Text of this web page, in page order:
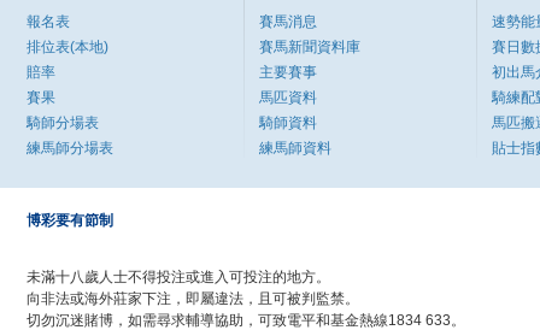
報名表
排位表(本地)
賠率
賽果
騎師分場表
練馬師分場表
賽馬消息
賽馬新聞資料庫
主要賽事
馬匹資料
騎師資料
練馬師資料
速勢能
賽日數
初出馬
騎練配
馬匹搬
貼士指
博彩要有節制
未滿十八歲人士不得投注或進入可投注的地方。
向非法或海外莊家下注，即屬違法，且可被判監禁。
切勿沉迷賭博，如需尋求輔導協助，可致電平和基金熱線1834 633。